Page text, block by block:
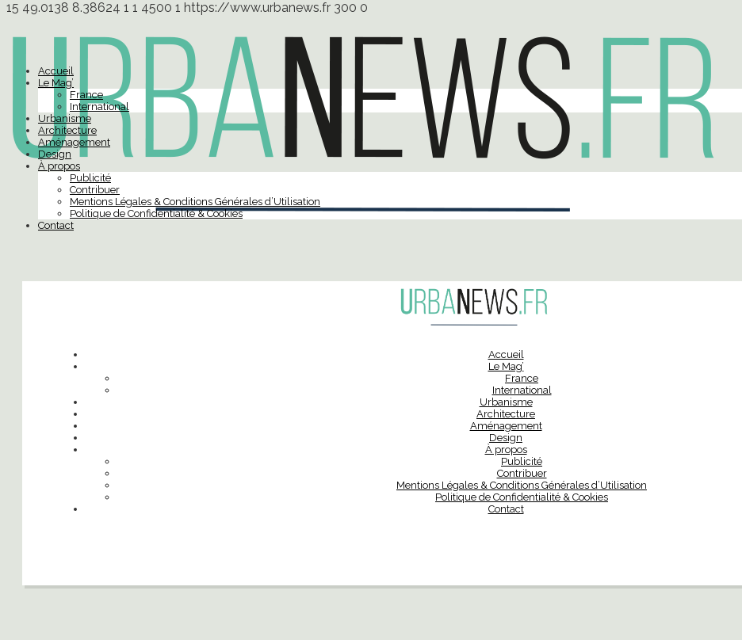
15 49.0138 8.38624 1 1 4500 1 https://www.urbanews.fr 300 0
Accueil
Le Mag’
France
International
Urbanisme
Architecture
Aménagement
Design
À propos
Publicité
Contribuer
Mentions Légales & Conditions Générales d’Utilisation
Politique de Confidentialité & Cookies
Contact
Accueil
Le Mag’
France
International
Urbanisme
Architecture
Aménagement
Design
À propos
Publicité
Contribuer
Mentions Légales & Conditions Générales d’Utilisation
Politique de Confidentialité & Cookies
Contact